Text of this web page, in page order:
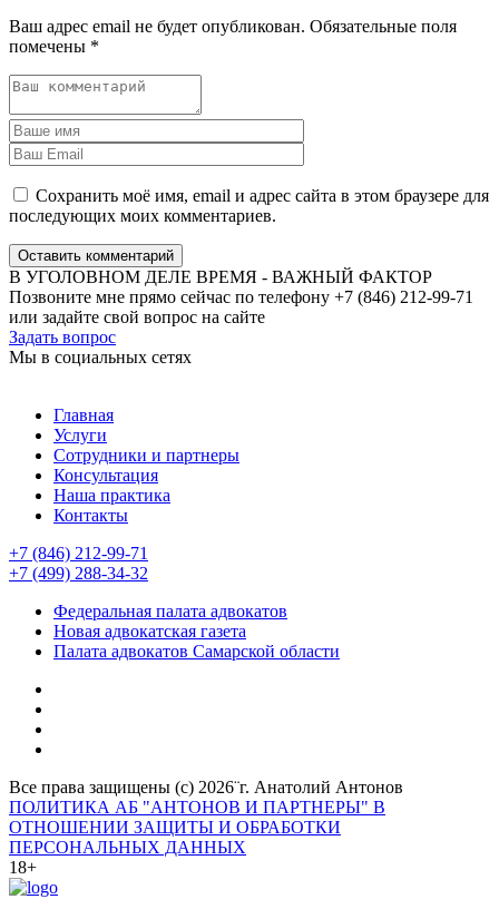
Ваш адрес email не будет опубликован. Обязательные поля
помечены *
Сохранить моё имя, email и адрес сайта в этом браузере для
последующих моих комментариев.
Оставить комментарий
В УГОЛОВНОМ ДЕЛЕ ВРЕМЯ - ВАЖНЫЙ ФАКТОР
Позвоните мне прямо сейчас по телефону +7 (846) 212-99-71
или задайте свой вопрос на сайте
Задать вопрос
Мы в социальных сетях
Главная
Услуги
Сотрудники и партнеры
Консультация
Наша практика
Контакты
+7 (846) 212-99-71
+7 (499) 288-34-32
Федеральная палата адвокатов
Новая адвокатская газета
Палата адвокатов Самарской области
Все права защищены (с) 2026¨г. Анатолий Антонов
ПОЛИТИКА АБ "АНТОНОВ И ПАРТНЕРЫ" В
ОТНОШЕНИИ ЗАЩИТЫ И ОБРАБОТКИ
ПЕРСОНАЛЬНЫХ ДАННЫХ
18+